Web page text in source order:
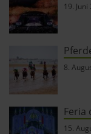
19. Juni
8.
Feria
15.